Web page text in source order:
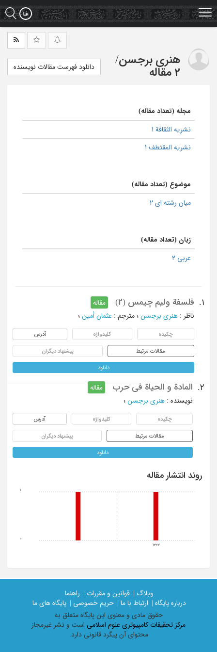
Skip
to
main
هنری برجسن/
2 مقاله
دانلود فهرست مقالات نویسنده
مجله (تعداد مقاله)
نشریه الثقافة 1
نشریه المقتطف 1
موضوع (تعداد مقاله)
میان رشته ای 2
زبان (تعداد مقاله)
عربی 2
1. فلسفة ولیم چیمس (2)
مقاله
ناظر : هنری برجسن ؛ مترجم : عثمان أمین ؛
چکیده کلیدواژه آدرس
مقالات مرتبط پیشنهاد دیگران
دانلود
2. المادة و الحیاة فی حرب
مقاله
نویسنده : هنری برجسن ؛
چکیده کلیدواژه آدرس
مقالات مرتبط پیشنهاد دیگران
دانلود
روند انتشار مقاله
1322
0
1
وبلاگ | قوانین و مقررات |
راهنما
درباره پایگاه |
ارتباط با ما | حریم خصوصی |
پایگاه های ما
حقوق مادی و معنوی اين پايگاه متعلق به
مرکز تحقیقات کامپیوتری علوم اسلامی است و نشر غیرمجاز
محتوای آن پیگرد قانونی دارد.